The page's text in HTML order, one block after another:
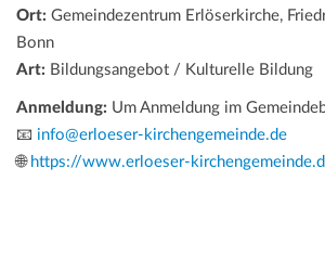
Ort: Gemeindezentrum Erlöserkirche,
Bonn
Art: Bildungsangebot / Kulturelle Bildung
Anmeldung: Um Anmeldung im
📧 info@erloeser-kirchengemeinde.de
🌐 https://www.erloeser-